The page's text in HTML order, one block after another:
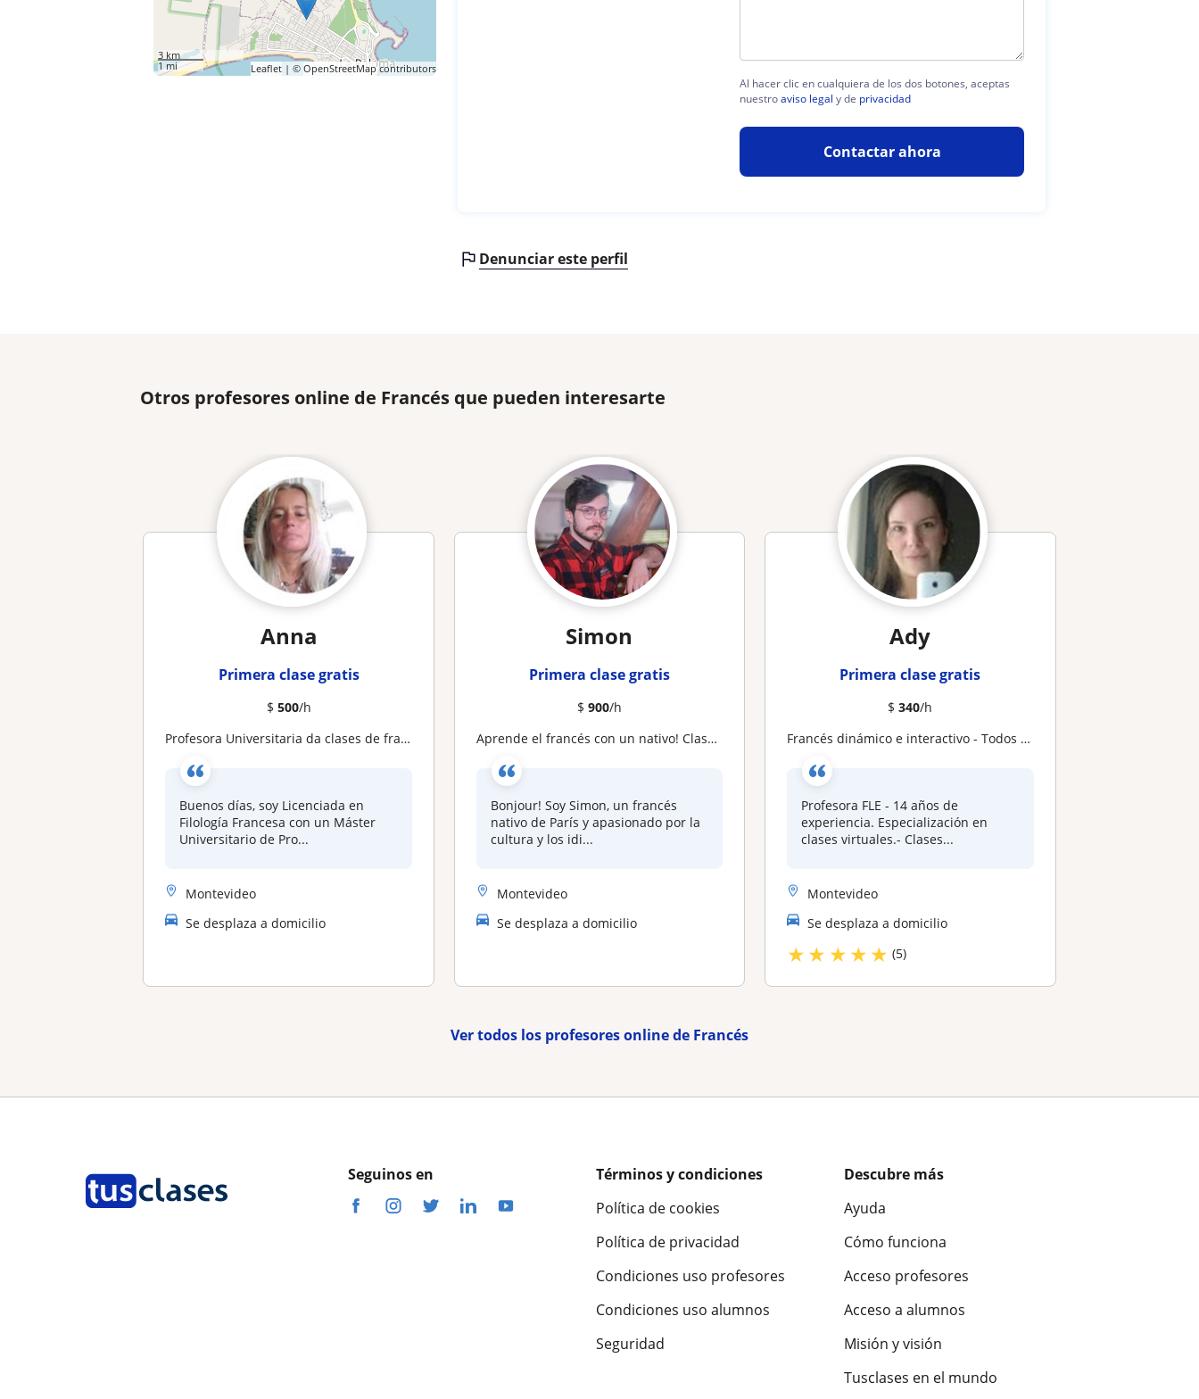
3 km
1 mi
Leaflet | ©OpenStreetMapcontributors
Al hacer clic en cualquiera de los dos botones, aceptas
nuestroaviso legal y de privacidad
Contactar ahora
Denunciar este perfil
Otros profesores online de Francés que pueden interesarte
Anna
Primera clase gratis
$ 500/h
Profesora Universitaria da clases de francés. Especializada en exámenes internacionales DELF (A1-A2-B1-B2)/ DALF(C1-C2)
Buenos días, soy Licenciada en
Filología Francesa con un Máster
Universitario de Pro...
Montevideo
Se desplaza a domicilio
Simon
Primera clase gratis
$ 900/h
Aprende el francés con un nativo! Clases online
Bonjour! Soy Simon, un francés
nativo de París y apasionado por la
cultura y los idi...
Montevideo
Se desplaza a domicilio
Ady
Primera clase gratis
$340/h
Francés dinámico e interactivo - Todos los niveles
Profesora FLE - 14 años de
experiencia. Especialización en
clases virtuales.- Clases...
Montevideo
Se desplaza a domicilio
★★ ★★★ (5)
Ver todos los profesores online de Francés
Seguinos en
Términos y condiciones
Política de cookies
Política de privacidad
Condiciones uso profesores
Condiciones uso alumnos
Seguridad
Descubre más
Ayuda
Cómo funciona
Acceso profesores
Acceso a alumnos
Misión y visión
Tusclases en el mundo